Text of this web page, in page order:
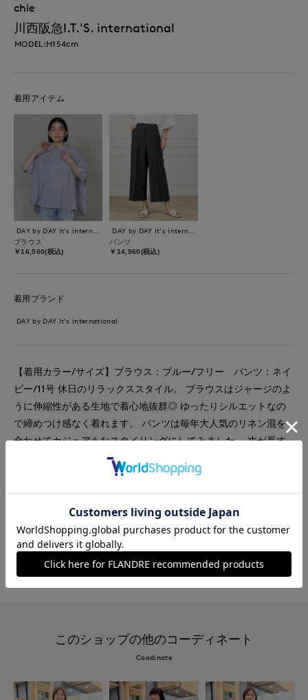
chie
川西阪急I.T.'S. international
MODEL:H154cm
着用アイテム
ブラウス
￥16,500(税込)
パンツ
￥14,960(税込)
着用ブランド
DAY by DAY It's international
【着用カラー/サイズ】ブラウス：ブルー/フリー パンツ：ネイ
ビー/11号 休日のリラックススタイル。 ブラウスはジャージのよ
うに伸縮性がある生地で着心地抜群◎ ゆったりシルエットなの
で締めつけ感なく着れます。 パンツは毎年大人気のリネン混を
合わせてカジュアルなスタイリングにしてみました。 丈が長す
ぎないので小柄な方にもオススメです！
#ブラウス #パンツ #シャツ #リラックス
#女子会 #ウォッシャブル
#イージーケア #ストライプ
#ランチ
このショップの他のコーディネート
Coodinate